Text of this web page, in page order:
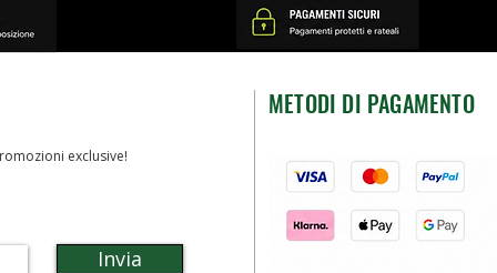
METODI DI PAGAMENTO
Invia
exclusive!